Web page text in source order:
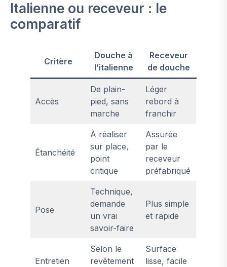
Italienne ou receveur : le
comparatif
Critère
Douche à
l’italienne
Receveur
de douche
Accès
De plain-
pied, sans
marche
Léger
rebord à
franchir
Étanchéité
À réaliser
sur place,
point
critique
Assurée
par le
receveur
préfabriqué
Pose
Technique,
demande
un vrai
savoir-faire
Plus simple
et rapide
Entretien
Selon le
revêtement
Surface
lisse, facile